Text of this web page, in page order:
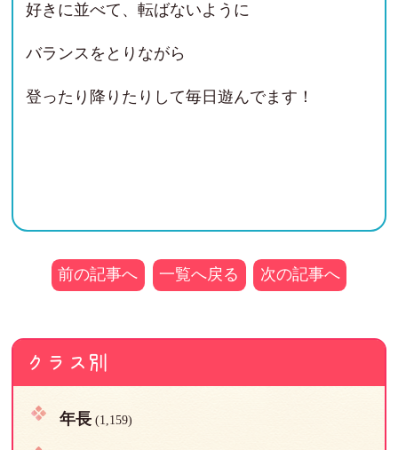
好きに並べて、転ばないように
バランスをとりながら
登ったり降りたりして毎日遊んでます！
前の記事へ 一覧へ戻る 次の記事へ
クラス別
年長(1,159)